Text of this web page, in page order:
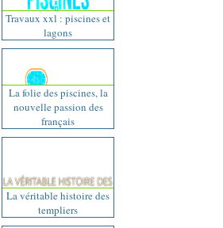
Travaux xxl : piscines et
lagons
La folie des piscines, la
nouvelle passion des
français
La véritable histoire des
templiers